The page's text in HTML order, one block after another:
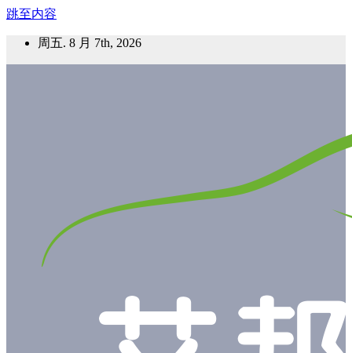
跳至内容
周五. 8 月 7th, 2026